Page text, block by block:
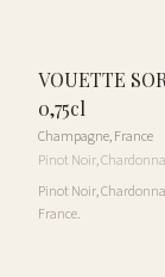
VOUETTE
0,75cl
Champagne,France
Pinot Noir,
Pinot Noir,
France.